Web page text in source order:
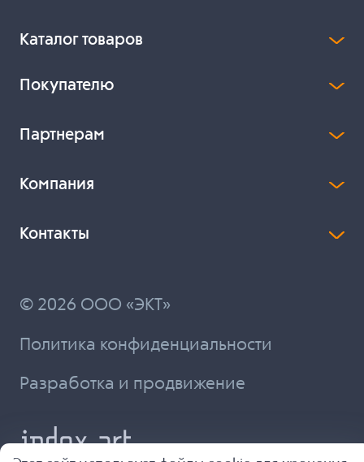
Каталог товаров
Покупателю
Партнерам
Компания
Контакты
© 2026 ООО «ЭКТ»
Политика конфиденциальности
Разработка и продвижение